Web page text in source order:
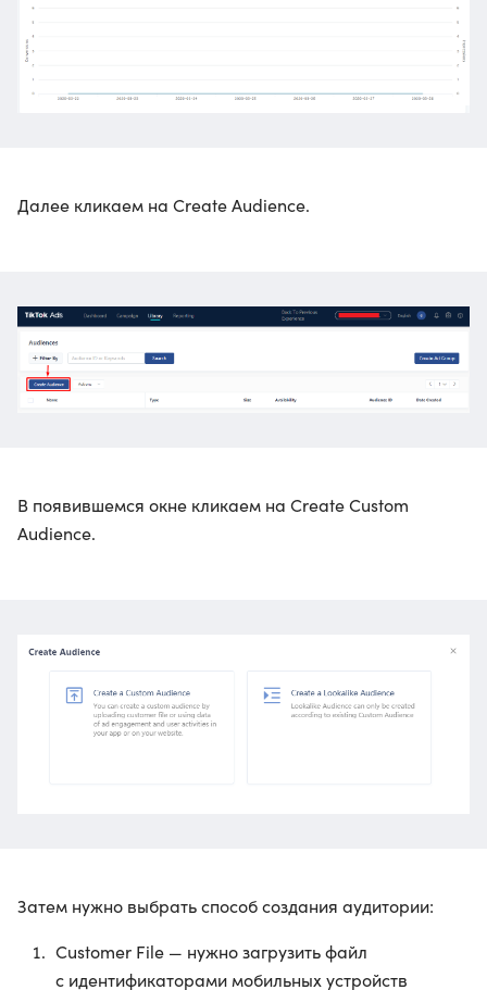
Далее кликаем на Create Audience.
В появившемся окне кликаем на Create Custom
Audience.
Затем нужно выбрать способ создания аудитории:
Customer File — нужно загрузить файл
с идентификаторами мобильных устройств